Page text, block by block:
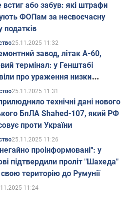
встиг або забув: які штрафи
ФОПам за несвоєчасну
податків
25.11.2025 11:32
завод, літак А-60,
термінал: у Генштабі
про ураження низки
об'єктів Росії
25.11.2025 11:31
технічні дані нового
БпЛА Shahed-107, який РФ
проти України
25.11.2025 11:26
проінформовані": у
підтвердили проліт "Шахеда"
територію до Румунії
11:24